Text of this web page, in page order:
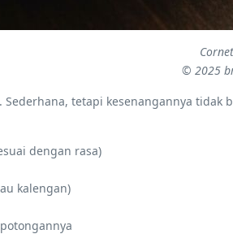
© 2025
tetapi kesenangannya tidak
dengan rasa)
kalengan)